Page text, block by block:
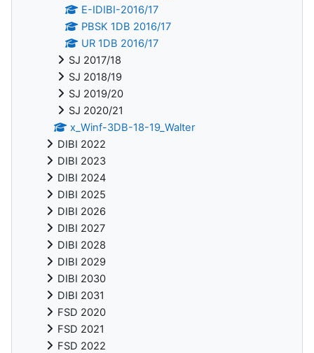
E-IDIBI-2016/17
PBSK 1DB 2016/17
UR 1DB 2016/17
SJ 2017/18
SJ 2018/19
SJ 2019/20
SJ 2020/21
x_Winf-3DB-18-19_Walter
DIBI 2022
DIBI 2023
DIBI 2024
DIBI 2025
DIBI 2026
DIBI 2027
DIBI 2028
DIBI 2029
DIBI 2030
DIBI 2031
FSD 2020
FSD 2021
FSD 2022